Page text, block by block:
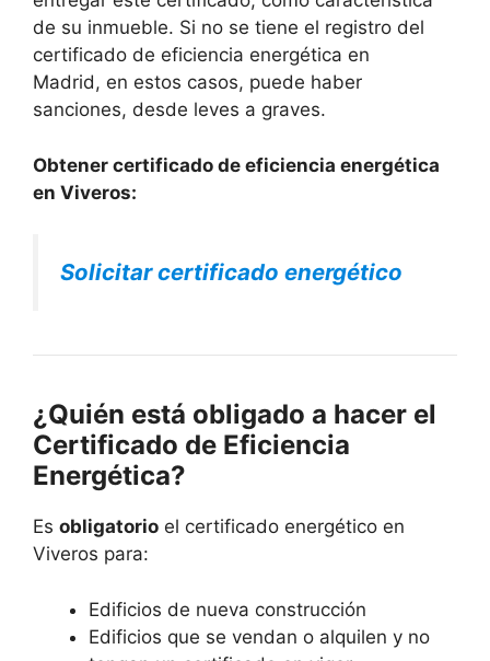
de su inmueble. Si no se tiene el registro del
certificado de eficiencia energética en
Madrid, en estos casos, puede haber
sanciones, desde leves a graves.
Obtener certificado de eficiencia energética
en Viveros:
Solicitar certificado energético
¿Quién está obligado a hacer el
Certificado de Eficiencia
Energética?
Es obligatorio el certificado energético en
Viveros para:
Edificios de nueva construcción
Edificios que se vendan o alquilen y no